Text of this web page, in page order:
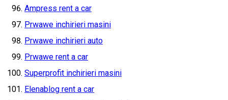
Ampress rent a car
Prwawe inchirieri masini
Prwawe inchirieri auto
Prwawe rent a car
Superprofit inchirieri masini
Elenablog rent a car